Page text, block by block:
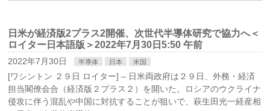
日米が経済版2プラス2開催、次世代半導体研究で協力へ＜
ロイター日本語版＞2022年7月30日5:50 午前
2022年7月30日 半導体 日本 米国
[ワシントン ２９日 ロイター] – 日米両政府は２９日、外務・経済
担当閣僚会合（経済版２プラス２）を開いた。ロシアのウクライナ
侵攻に伴う混乱や中国に対抗することが狙いで、萩生田光一経産相